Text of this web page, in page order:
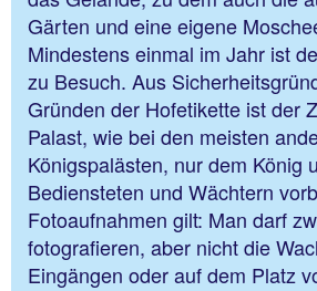
Gärten und eine eigene
Mindestens einmal im Jahr ist
zu Besuch. Aus
Gründen der Hofetikette ist der
Palast, wie bei den meisten
Königspalästen, nur dem König
Bediensteten und Wächtern
Fotoaufnahmen gilt: Man darf
fotografieren, aber nicht die
Eingängen oder auf dem Platz